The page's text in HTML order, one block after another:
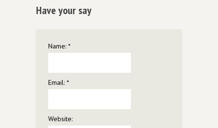
Have your say
Name: *
Email: *
Website: